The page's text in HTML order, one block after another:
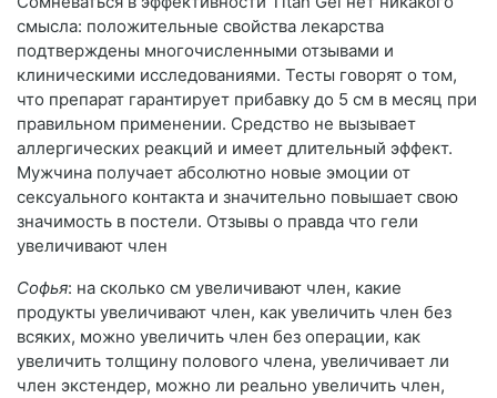
смысла: положительные свойства лекарства
подтверждены многочисленными отзывами и
клиническими исследованиями. Тесты говорят о том,
что препарат гарантирует прибавку до 5 см в месяц при
правильном применении. Средство не вызывает
аллергических реакций и имеет длительный эффект.
Мужчина получает абсолютно новые эмоции от
сексуального контакта и значительно повышает свою
значимость в постели. Отзывы о правда что гели
увеличивают член
Софья: на сколько см увеличивают член, какие
продукты увеличивают член, как увеличить член без
всяких, можно увеличить член без операции, как
увеличить толщину полового члена, увеличивает ли
член экстендер, можно ли реально увеличить член,